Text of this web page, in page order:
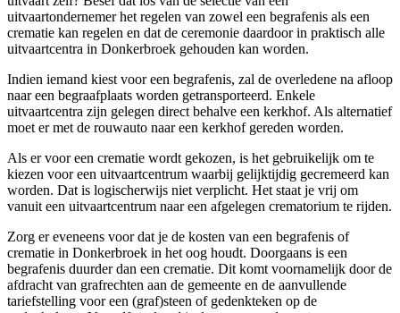
uitvaartondernemer het regelen van zowel een begrafenis als een
crematie kan regelen en dat de ceremonie daardoor in praktisch alle
uitvaartcentra in Donkerbroek gehouden kan worden.
Indien iemand kiest voor een begrafenis, zal de overledene na afloop
naar een begraafplaats worden getransporteerd. Enkele
uitvaartcentra zijn gelegen direct behalve een kerkhof. Als alternatief
moet er met de rouwauto naar een kerkhof gereden worden.
Als er voor een crematie wordt gekozen, is het gebruikelijk om te
kiezen voor een uitvaartcentrum waarbij gelijktijdig gecremeerd kan
worden. Dat is logischerwijs niet verplicht. Het staat je vrij om
vanuit een uitvaartcentrum naar een afgelegen crematorium te rijden.
Zorg er eveneens voor dat je de kosten van een begrafenis of
crematie in Donkerbroek in het oog houdt. Doorgaans is een
begrafenis duurder dan een crematie. Dit komt voornamelijk door de
afdracht van grafrechten aan de gemeente en de aanvullende
tariefstelling voor een (graf)steen of gedenkteken op de